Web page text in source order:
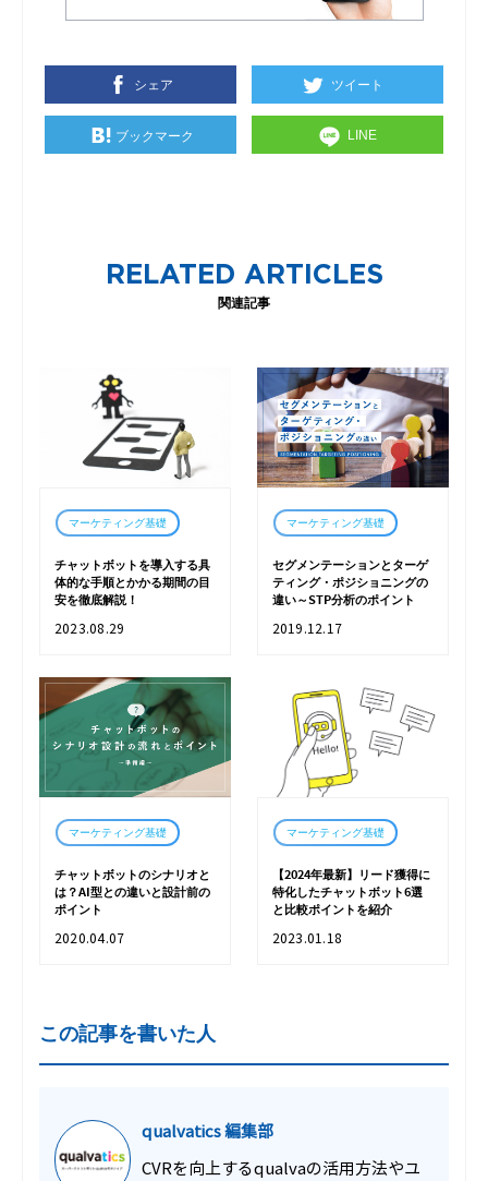
シェア ツイート
ブックマーク LINE
RELATED ARTICLES
関連記事
マーケティング基礎
チャットボットを導入する具
体的な手順とかかる期間の目
安を徹底解説！
2023.08.29
マーケティング基礎
セグメンテーションとターゲ
ティング・ポジショニングの
違い～STP分析のポイント
2019.12.17
マーケティング基礎
チャットボットのシナリオと
は？AI型との違いと設計前の
ポイント
2020.04.07
マーケティング基礎
【2024年最新】リード獲得に
特化したチャットボット6選
と比較ポイントを紹介
2023.01.18
この記事を書いた人
qualvatics 編集部
CVRを向上するqualvaの活用方法やユ